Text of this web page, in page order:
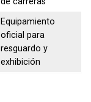
Equipamiento
oficial para
resguardo y
exhibición